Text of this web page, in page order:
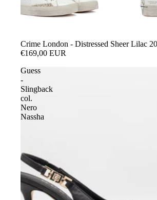
Crime London - Distressed Sheer Lilac
€169,00 EUR
Guess
-
Slingback
col.
Nero
Nassha